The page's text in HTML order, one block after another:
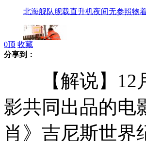
北海舰队舰载直升机夜间无参照物
叙副外长称巴沙尔不会离开叙利亚
0顶 收藏
分享到：
【解说】12月
影共同出品的电
肖》吉尼斯世